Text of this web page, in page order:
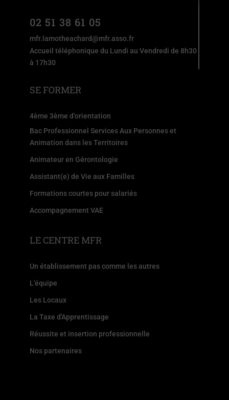
02 51 38 61 05
mfr.lamotheachard@mfr.asso.fr
Accueil téléphonique du Lundi au Vendredi de 8h30
à 17h30
SE FORMER
4ème 3ème d'orientation
Bac Professionnel Services Aux Personnes et
Animation dans les Territoires
Animateur en Gérontologie
Assistant(e) de Vie aux Familles
Formations courtes pour salariés
Accompagnement VAE
LE CENTRE MFR
Un établissement pas comme les autres
L'équipe
Les Locaux
La Taxe d'Apprentissage
Réussite et insertion professionnelle
Nos partenaires